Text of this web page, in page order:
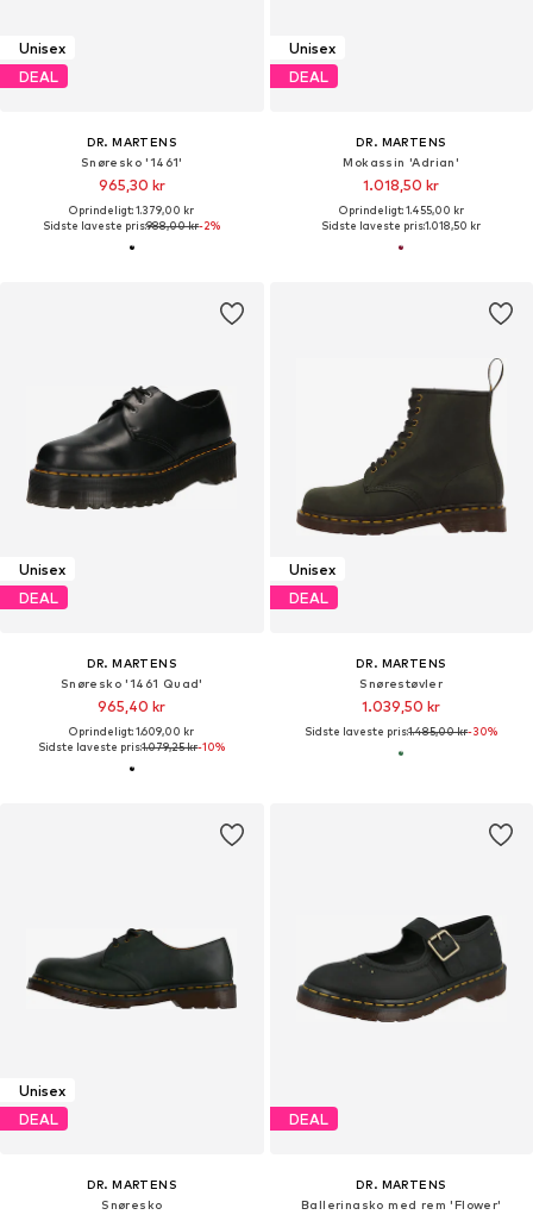
Unisex
DEAL
DR. MARTENS
Snøresko '1461'
965,30 kr
Oprindeligt: 1.379,00 kr
Sidste laveste pris:988,00 kr-2%
Unisex
DEAL
DR. MARTENS
Mokassin 'Adrian'
1.018,50 kr
Oprindeligt: 1.455,00 kr
Sidste laveste pris:1.018,50 kr
Unisex
DEAL
DR. MARTENS
Snøresko '1461 Quad'
965,40 kr
Oprindeligt: 1.609,00 kr
Sidste laveste pris:1.079,25 kr-10%
Unisex
DEAL
DR. MARTENS
Snørestøvler
1.039,50 kr
Sidste laveste pris:1.485,00 kr-30%
Unisex
DEAL
DR. MARTENS
Snøresko
DEAL
DR. MARTENS
Ballerinasko med rem 'Flower'